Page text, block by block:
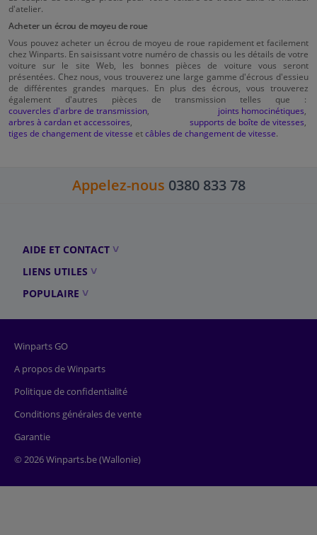
d'atelier.
Acheter un écrou de moyeu de roue
Vous pouvez acheter un écrou de moyeu de roue rapidement et facilement
chez Winparts. En saisissant votre numéro de chassis ou les détails de votre
voiture sur le site Web, les bonnes pièces de voiture vous seront
présentées. Chez nous, vous trouverez une large gamme d'écrous d'essieu
de différentes grandes marques. En plus des écrous, vous trouverez
également d'autres pièces de transmission telles que :
couvercles d'arbre de transmission
joints homocinétiques
arbres à cardan et accessoires
supports de boîte de vitesses
tiges de changement de vitesse etcâbles de changement de vitesse.
Appelez-nous 0380 833 78
AIDE ET CONTACT
LIENS UTILES
POPULAIRE
Winparts GO
A propos de Winparts
Politique de confidentialité
Conditions générales de vente
Garantie
© 2026 Winparts.be (Wallonie)